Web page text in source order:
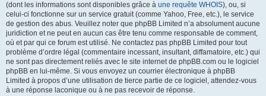
(dont les informations sont disponibles grâce à une requête WHOIS), ou, si
celui-ci fonctionne sur un service gratuit (comme Yahoo, Free, etc.), le service
de gestion des abus. Veuillez noter que phpBB Limited n’a absolument aucune
juridiction et ne peut en aucun cas être tenu comme responsable de comment,
où et par qui ce forum est utilisé. Ne contactez pas phpBB Limited pour tout
problème d’ordre légal (commentaire incessant, insultant, diffamatoire, etc.) qui
ne sont pas directement reliés avec le site internet de phpBB.com ou le logiciel
phpBB en lui-même. Si vous envoyez un courrier électronique à phpBB
Limited à propos d’une utilisation de tierce partie de ce logiciel, attendez-vous
à une réponse laconique ou à ne pas recevoir de réponse.